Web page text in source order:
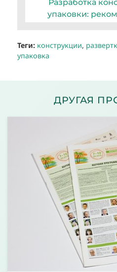
Разработка
упаковки:
Теги: конструкции,
упаковка
ДРУГАЯ